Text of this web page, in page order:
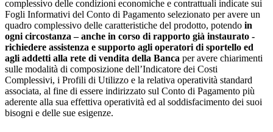
complessivo delle condizioni economiche e contrattuali indicate sui
Fogli Informativi del Conto di Pagamento selezionato per avere un
quadro complessivo delle caratteristiche del prodotto, potendo in
ogni circostanza – anche in corso di rapporto già instaurato -
richiedere assistenza e supporto agli operatori di sportello ed
agli addetti alla rete di vendita della Banca per avere chiarimenti
sulle modalità di composizione dell’Indicatore dei Costi
Complessivi, i Profili di Utilizzo e la relativa operatività standard
associata, al fine di essere indirizzato sul Conto di Pagamento più
aderente alla sua effettiva operatività ed al soddisfacimento dei suoi
bisogni e delle sue esigenze.